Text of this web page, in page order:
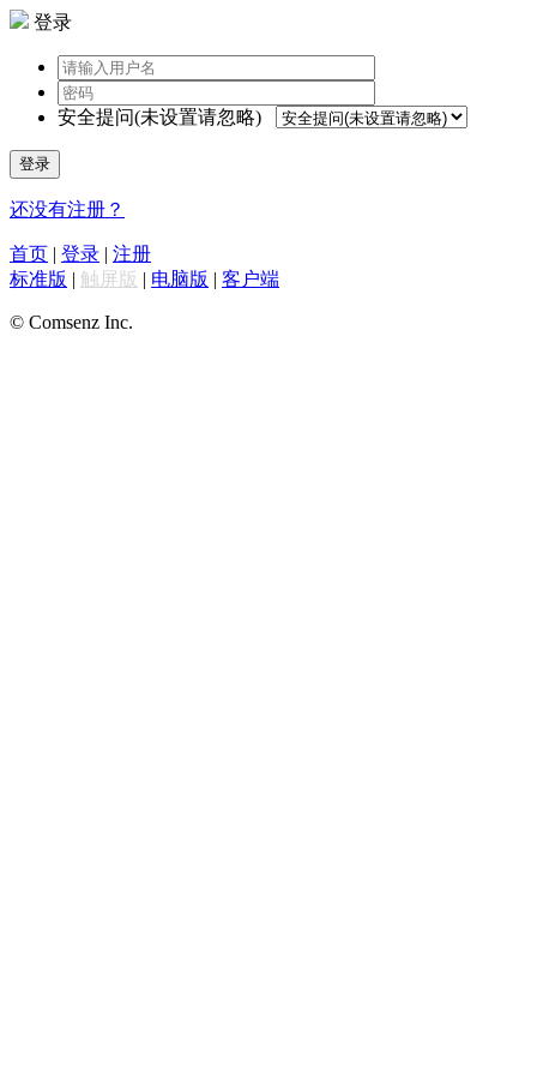
登录
安全提问(未设置请忽略)
登录
还没有注册？
首页 | 登录 | 注册
标准版 | 触屏版 | 电脑版 | 客户端
© Comsenz Inc.